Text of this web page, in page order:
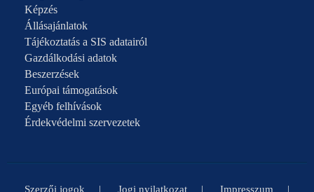
Képzés
Állásajánlatok
Tájékoztatás a SIS adatairól
Gazdálkodási adatok
Beszerzések
Európai támogatások
Egyéb felhívások
Érdekvédelmi szervezetek
Szerzői jogok Jogi nyilatkozat Impresszum